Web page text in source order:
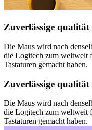
Zuverlässige qualität
Die Maus wird nach
die Logitech zum weltweit
Tastaturen gemacht haben.
Zuverlässige qualität
Die Maus wird nach
die Logitech zum weltweit
Tastaturen gemacht haben.